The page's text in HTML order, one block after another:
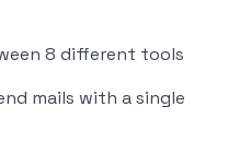
8 different tools
mails with a single